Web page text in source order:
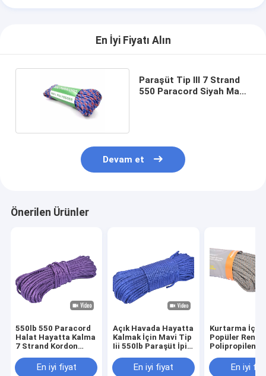
En İyi Fiyatı Alın
Paraşüt Tip III 7 Strand
550 Paracord Siyah Mavi
Devam et
Önerilen Ürünler
550lb 550 Paracord
Halat Hayatta Kalma
7 Strand Kordon
Kalmak İçin Açık
En iyi fiyat
Açık Havada Hayatta
Kalmak İçin Mavi Tip
Iii 550lb Paraşüt İpi
En iyi fiyat
Kurtarma İçin
Popüler
Polipropilen
En iyi